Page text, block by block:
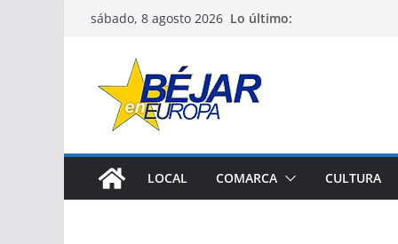
Saltarsábado, 8 agosto 2026 Lo último:
LOCAL COMARCA CULTURA